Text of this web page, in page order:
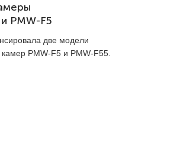
PMW-F5
две модели
PMW-F5 и PMW-F55.